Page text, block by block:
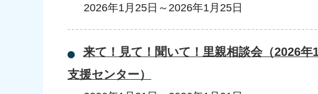
2026年1月25日 ～ 2026年1月25日
来て！見て！聞いて！里親相談会（2026
支援センター）